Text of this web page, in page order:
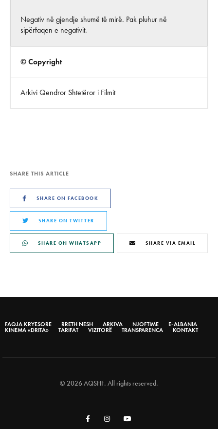
Negativ në gjendje shumë të mirë. Pak pluhur në
sipërfaqen e negativit.
© Copyright
Arkivi Qendror Shtetëror i Filmit
SHARE THIS ARTICLE
SHARE ON FACEBOOK
SHARE ON TWITTER
SHARE ON WHATSAPP SHARE VIA EMAIL
FAQJA KRYESORE RRETH NESH ARKIVA NJOFTIME
E-ALBANIA
KINEMA «DRITA»
TARIFAT VIZITORË TRANSPARENCA KONTAKT
© 2026 AQSHF. All rights reserved.